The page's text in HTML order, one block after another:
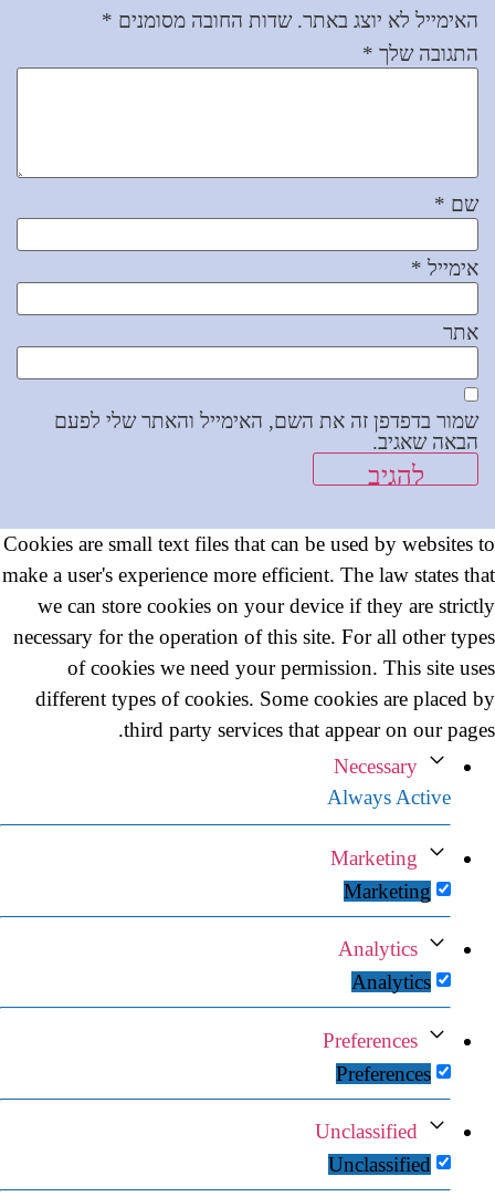
האימייל לא יוצג באתר. שדות החובה מסומנים *
התגובה שלך *
שם *
אימייל *
אתר
שמור בדפדפן זה את השם, האימייל והאתר שלי לפעם
הבאה שאגיב.
Cookies are small text files that can be used by websites to
make a user's experience more efficient. The law states that
we can store cookies on your device if they are strictly
necessary for the operation of this site. For all other types
of cookies we need your permission. This site uses
different types of cookies. Some cookies are placed by
third party services that appear on our pages.
Necessary
Always Active
Marketing
Marketing
Analytics
Analytics
Preferences
Preferences
Unclassified
Unclassified